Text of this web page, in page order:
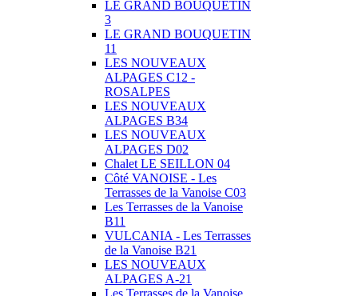
LE GRAND BOUQUETIN
3
LE GRAND BOUQUETIN
11
LES NOUVEAUX
ALPAGES C12 -
ROSALPES
LES NOUVEAUX
ALPAGES B34
LES NOUVEAUX
ALPAGES D02
Chalet LE SEILLON 04
Côté VANOISE - Les
Terrasses de la Vanoise C03
Les Terrasses de la Vanoise
B11
VULCANIA - Les Terrasses
de la Vanoise B21
LES NOUVEAUX
ALPAGES A-21
Les Terrasses de la Vanoise